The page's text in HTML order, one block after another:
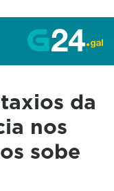
da
nos
sobe